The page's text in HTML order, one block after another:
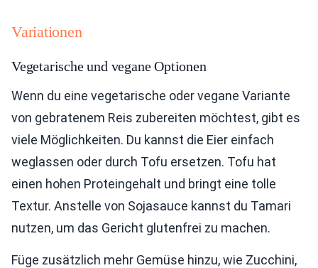
Variationen
Vegetarische und vegane Optionen
Wenn du eine vegetarische oder vegane Variante
von gebratenem Reis zubereiten möchtest, gibt es
viele Möglichkeiten. Du kannst die Eier einfach
weglassen oder durch Tofu ersetzen. Tofu hat
einen hohen Proteingehalt und bringt eine tolle
Textur. Anstelle von Sojasauce kannst du Tamari
nutzen, um das Gericht glutenfrei zu machen.
Füge zusätzlich mehr Gemüse hinzu, wie Zucchini,